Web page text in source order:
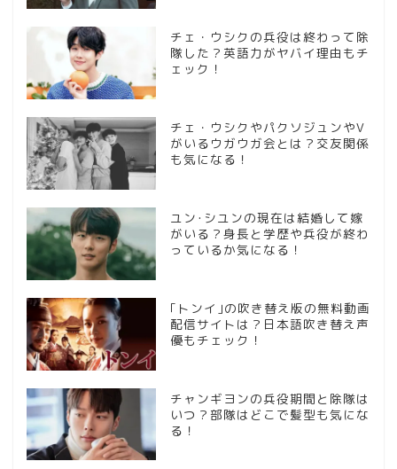
チェ・ウシクの兵役は終わって除
隊した？英語力がヤバイ理由もチ
ェック！
チェ・ウシクやパクソジュンやV
がいるウガウガ会とは？交友関係
も気になる！
ユン･シユンの現在は結婚して嫁
がいる？身長と学歴や兵役が終わ
っているか気になる！
｢トンイ｣の吹き替え版の無料動画
配信サイトは？日本語吹き替え声
優もチェック！
チャンギヨンの兵役期間と除隊は
いつ？部隊はどこで髪型も気にな
る！